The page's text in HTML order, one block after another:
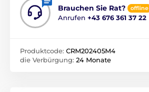
Brauchen Sie Rat? offline
Anrufen +43 676 361 37 22
Produktcode: CRM202405M4
die Verbürgung: 24 Monate